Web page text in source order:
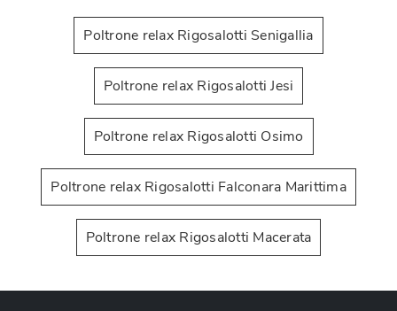
Poltrone relax Rigosalotti Senigallia
Poltrone relax Rigosalotti Jesi
Poltrone relax Rigosalotti Osimo
Poltrone relax Rigosalotti Falconara Marittima
Poltrone relax Rigosalotti Macerata